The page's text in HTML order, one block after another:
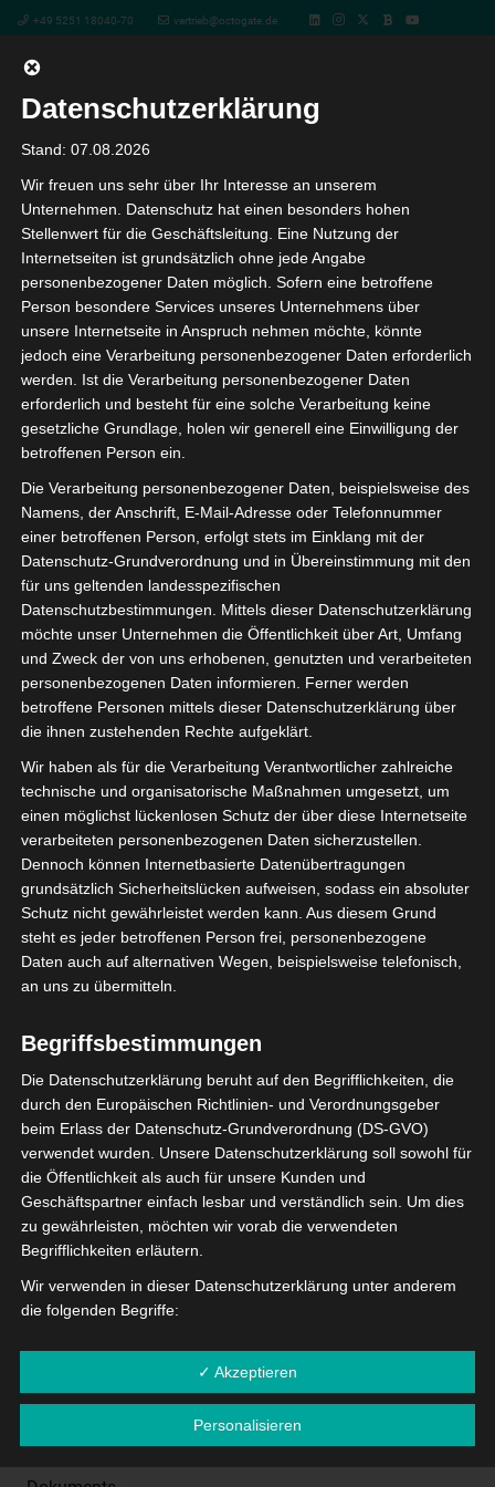
+49 5251 18040-70 vertrieb@octogate.de
Diese Veranstaltung hat bereits stattgefunden.
Hardwarebeschaffung und
Ausschreibungsrecht – Das Webinar
für schulische Entscheidungsträger
und Organisatoren
23. Juli 2025 10:00- 11:00
Eberhard Siebert-Wieck, Geschäftsleiter der S2 Consult
SYSTEMS und Geschäftsführer der S2 Origin GmbH.
Das Thema Ausschreibungsrecht ist bekanntlich
komplex und es verlangt von jedem Mitarbeiter, der direkt
oder indirekt an der Vorbereitung oder Durchführung von
Ausschreibungen beteiligt ist, Grundkenntnisse des
Vergaberechts. Es umfasst u.a. Bereiche wie
Bedarfsermittlung, Medienentwicklungspläne und
Haushaltsplanung.
All diese Aspekte sind mit bürokratischen Prozessen
verbunden, die in zahlreichen Vorschriften und
Richtlinien verbindlich festgelegt sind. Aus diesem Grund
haben wir einen Experten auf dem Gebiet für unsere
Webinar-Reihe “Hardwarebeschaffung und
Ausschreibungen” eingeladen.
Herr Siebert-Wieck steuert seit nunmehr 19 Jahren
Auftraggeber sicher durch die Vergabegewässer. In
– die Grundlagen des Vergaberechts und
Vergaberichtlinien,
– Vorbereitung von Vergabeverfahren i.V.m
Haushaltsplanung/Förderprogrammen,
– Unterschiede zwischen nat. und eu-weiten
Ausschreibungen und er geht auf Fallstricke ein.
Wenn auch Sie Unterstützung bei der Bewältigung des
Verwaltungsaufwands und der Einhaltung gesetzlicher
Vorgaben benötigen, laden wir Sie herzlich zur
kostenfreien Teilnahme ein. Die Dauer des Vortrags
beträgt etwa eine halbe Stunde. Im Anschluss daran
haben Sie ausreichend Zeit, um Fragen zu stellen und an
Diskussionen teilzunehmen. Nach Abschluss der
Veranstaltung erhalten Sie einen persönlichen
Datenschutzerklärung
Stand: 07.08.2026
Wir freuen uns sehr über Ihr Interesse an unserem
Unternehmen. Datenschutz hat einen besonders hohen
Stellenwert für die Geschäftsleitung. Eine Nutzung der
Internetseiten ist grundsätzlich ohne jede Angabe
personenbezogener Daten möglich. Sofern eine betroffene
Person besondere Services unseres Unternehmens über
unsere Internetseite in Anspruch nehmen möchte, könnte
jedoch eine Verarbeitung personenbezogener Daten erforderlich
werden. Ist die Verarbeitung personenbezogener Daten
erforderlich und besteht für eine solche Verarbeitung keine
gesetzliche Grundlage, holen wir generell eine Einwilligung der
betroffenen Person ein.
Die Verarbeitung personenbezogener Daten, beispielsweise des
Namens, der Anschrift, E-Mail-Adresse oder Telefonnummer
einer betroffenen Person, erfolgt stets im Einklang mit der
Datenschutz-Grundverordnung und in Übereinstimmung mit den
für uns geltenden landesspezifischen
Datenschutzbestimmungen. Mittels dieser Datenschutzerklärung
möchte unser Unternehmen die Öffentlichkeit über Art, Umfang
und Zweck der von uns erhobenen, genutzten und verarbeiteten
personenbezogenen Daten informieren. Ferner werden
betroffene Personen mittels dieser Datenschutzerklärung über
die ihnen zustehenden Rechte aufgeklärt.
Wir haben als für die Verarbeitung Verantwortlicher zahlreiche
technische und organisatorische Maßnahmen umgesetzt, um
einen möglichst lückenlosen Schutz der über diese Internetseite
verarbeiteten personenbezogenen Daten sicherzustellen.
Dennoch können Internetbasierte Datenübertragungen
grundsätzlich Sicherheitslücken aufweisen, sodass ein absoluter
Schutz nicht gewährleistet werden kann. Aus diesem Grund
steht es jeder betroffenen Person frei, personenbezogene
Daten auch auf alternativen Wegen, beispielsweise telefonisch,
an uns zu übermitteln.
Begriffsbestimmungen
Die Datenschutzerklärung beruht auf den Begrifflichkeiten, die
durch den Europäischen Richtlinien- und Verordnungsgeber
beim Erlass der Datenschutz-Grundverordnung (DS-GVO)
verwendet wurden. Unsere Datenschutzerklärung soll sowohl für
die Öffentlichkeit als auch für unsere Kunden und
Geschäftspartner einfach lesbar und verständlich sein. Um dies
zu gewährleisten, möchten wir vorab die verwendeten
Begrifflichkeiten erläutern.
Wir verwenden in dieser Datenschutzerklärung unter anderem
die folgenden Begriffe:
a) personenbezogene Daten
Personenbezogene Daten sind alle Informationen, die
sich auf eine identifizierte oder identifizierbare natürliche
Person (im Folgenden "betroffene Person") beziehen. Als
direkt oder indirekt, insbesondere mittels Zuordnung zu
✓ Akzeptieren
Personalisieren